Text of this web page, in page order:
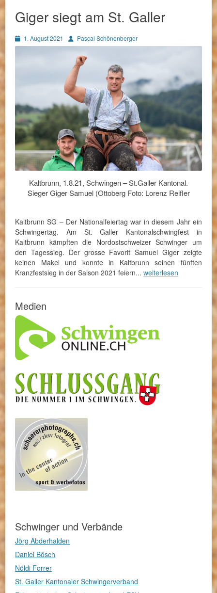
Giger siegt am St. Galler
Posted
on
1. August 2021 AutorPascal Schönenberger
Kaltbrunn, 1.8.21, Schwingen – St.Galler Kantonal.
Sieger Giger Samuel (Ottoberg Foto: Lorenz Reifler
Kaltbrunn SG – Der Nationalfeiertag war in diesem Jahr ein
Schwingertag. Am St. Galler Kantonalschwingfest in
Kaltbrunn kämpften die Nordostschweizer Schwinger um
den Tagessieg. Der grosse Favorit Samuel Giger zeigte
keinen Makel und konnte in Kaltbrunn seinen fünften
Kranzfestsieg in der Saison 2021 feiern...weiterlesen
Medien
Schwinger und Verbände
Jörg Abderhalden
Daniel Bösch
Nöldi Forrer
St. Galler Kantonaler Schwingerverband